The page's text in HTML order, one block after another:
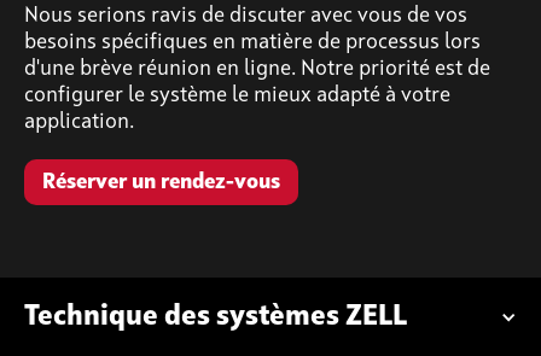
Nous serions ravis de discuter avec vous de vos
besoins spécifiques en matière de processus lors
d'une brève réunion en ligne. Notre priorité est de
configurer le système le mieux adapté à votre
application.
Réserver un rendez-vous
Technique des systèmes ZELL